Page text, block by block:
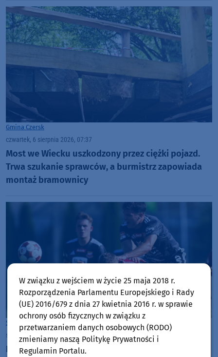
Gmina Czersk
czwartek, 6 sierpnia 2026, 07:37
Most we Wiecku uszkodzony przez ciężki pojazd.
Trwa szukanie sprawców, a burmistrz zapowiada
montaż bramownicy
Sport Chojnice
środa, 5 sierpnia 2026, 19:15
Koszmar Chojniczanki trwa. Odpadła z Pucharu
W związku z wejściem w życie 25 maja 2018 r.
Rozporządzenia Parlamentu Europejskiego i Rady
(UE) 2016/679 z dnia 27 kwietnia 2016 r. w sprawie
ochrony osób fizycznych w związku z
przetwarzaniem danych osobowych (RODO)
zmieniamy naszą Politykę Prywatności i
Regulamin Portalu.